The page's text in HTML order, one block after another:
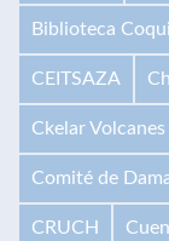
Biblioteca
CEITSAZA
Ckelar Volcanes
Comité de
CRUCH